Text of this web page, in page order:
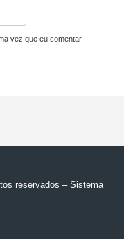
vez que eu comentar.
reservados – Sistema